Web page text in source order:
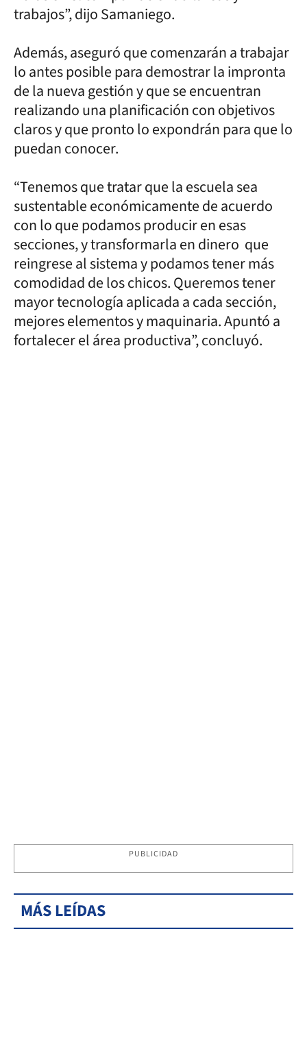
trabajos”, dijo Samaniego.
Además, aseguró que comenzarán a trabajar
lo antes posible para demostrar la impronta
de la nueva gestión y que se encuentran
realizando una planificación con objetivos
claros y que pronto lo expondrán para que lo
puedan conocer.
“Tenemos que tratar que la escuela sea
sustentable económicamente de acuerdo
con lo que podamos producir en esas
secciones, y transformarla en dinero que
reingrese al sistema y podamos tener más
comodidad de los chicos. Queremos tener
mayor tecnología aplicada a cada sección,
mejores elementos y maquinaria. Apuntó a
fortalecer el área productiva”, concluyó.
PUBLICIDAD
MÁS LEÍDAS